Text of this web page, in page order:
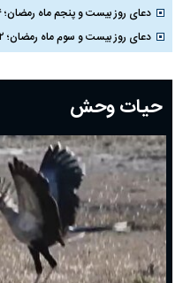
دعای روز بیست و پنجم ماه رمضان؛ ۲۴ اسفند ۱۴۰۴
دعای روز بیست و سوم ماه رمضان؛ ۲۲ اسفند ۱۴۰۴
دعای روز بیستم ماه رمضان؛ ۱۹ اسفند ۱۴۰۴
دعای روز هشتم ماه مبارک رمضان؛ ۷ اسفند ماه ۱۴۰۴
دعای روز هفتم ماه رمضان؛ ۶ اسفند ۱۴۰۴
دعای روز ششم ماه رمضان؛ ۵ اسفند ۱۴۰۴
دعای روز پنجم ماه رمضان؛ ۴ اسفند ۱۴۰۴
دعای روز چهارم ماه مبارک رمضان؛ ۳ اسفند ۱۴۰۴
دعای روز سوم ماه مبارک رمضان؛ ۱۴ اسفند ۱۴۰۴
دعای روز دوم ماه مبارک رمضان ۱ اسفند ماه ۱۴۰۴
دعای روز اول ماه مبارک رمضان، ۳۰ بهمن ۱۴۰۴
حیات وحش